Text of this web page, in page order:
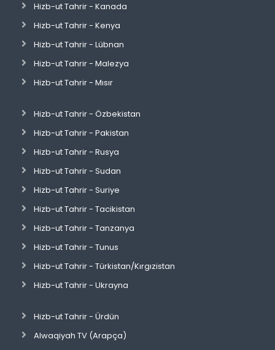
Hizb-ut Tahrir - Kanada
Hizb-ut Tahrir - Kenya
Hizb-ut Tahrir - Lübnan
Hizb-ut Tahrir - Malezya
Hizb-ut Tahrir - Mısır
Hizb-ut Tahrir - Özbekistan
Hizb-ut Tahrir - Pakistan
Hizb-ut Tahrir - Rusya
Hizb-ut Tahrir - Sudan
Hizb-ut Tahrir - Suriye
Hizb-ut Tahrir - Tacikistan
Hizb-ut Tahrir - Tanzanya
Hizb-ut Tahrir - Tunus
Hizb-ut Tahrir - Türkistan/Kırgızistan
Hizb-ut Tahrir - Ukrayna
Hizb-ut Tahrir - Ürdün
Alwaqiyah TV (Arapça)